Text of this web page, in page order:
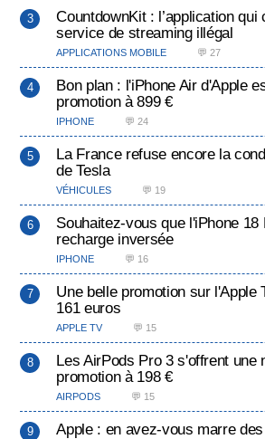
CountdownKit : l’application qui
service de streaming illégal
APPLICATIONS MOBILE 💬 27
Bon plan : l'iPhone Air d'Apple
promotion à 899 €
IPHONE 💬 24
La France refuse encore la
de Tesla
VÉHICULES 💬 19
Souhaitez-vous que l'iPhone 18
recharge inversée
IPHONE 💬 16
Une belle promotion sur l'Apple
161 euros
APPLE TV 💬 15
Les AirPods Pro 3 s'offrent une
promotion à 198 €
AIRPODS 💬 15
Apple : en avez-vous marre